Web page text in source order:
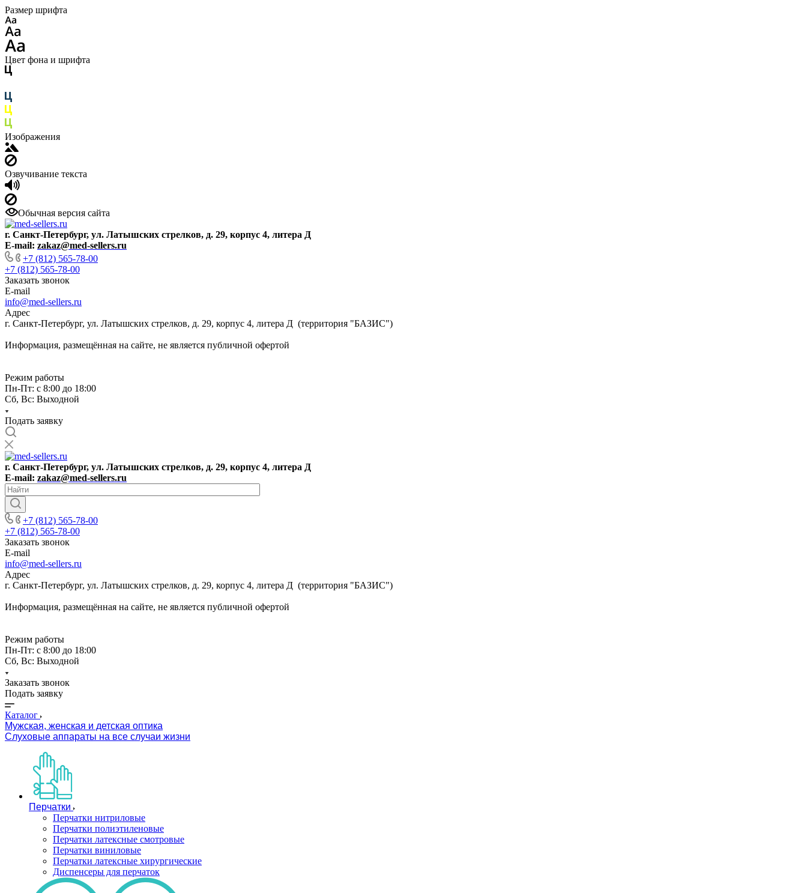
Размер шрифта
Цвет фона и шрифта
Изображения
Озвучивание текста
Обычная версия сайта
г. Санкт-Петербург, ул. Латышских стрелков, д. 29, корпус 4, литера Д
E-mail: zakaz@med-sellers.ru
+7 (812) 565-78-00
+7 (812) 565-78-00
Заказать звонок
E-mail
info@med-sellers.ru
Адрес
г. Санкт-Петербург, ул. Латышских стрелков, д. 29, корпус 4, литера Д (территория "БАЗИС")
Информация, размещённая на сайте, не является публичной офертой
Режим работы
Пн-Пт: с 8:00 до 18:00
Сб, Вс: Выходной
Подать заявку
г. Санкт-Петербург, ул. Латышских стрелков, д. 29, корпус 4, литера Д
E-mail: zakaz@med-sellers.ru
+7 (812) 565-78-00
+7 (812) 565-78-00
Заказать звонок
E-mail
info@med-sellers.ru
Адрес
г. Санкт-Петербург, ул. Латышских стрелков, д. 29, корпус 4, литера Д (территория "БАЗИС")
Информация, размещённая на сайте, не является публичной офертой
Режим работы
Пн-Пт: с 8:00 до 18:00
Сб, Вс: Выходной
Заказать звонок
Подать заявку
Каталог
Мужская, женская и детская оптика
Слуховые аппараты на все случаи жизни
Перчатки
Перчатки нитриловые
Перчатки полиэтиленовые
Перчатки латексные смотровые
Перчатки виниловые
Перчатки латексные хирургические
Диспенсеры для перчаток